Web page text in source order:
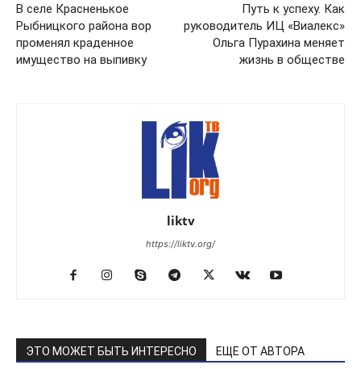
В селе Красненькое
Рыбницкого района вор
променял краденное
имущество на выпивку
Путь к успеху. Как
руководитель ИЦ «Виалекс»
Ольга Пурахина меняет
жизнь в обществе
liktv
https://liktv.org/
ЭТО МОЖЕТ БЫТЬ ИНТЕРЕСНО ЕЩЕ ОТ АВТОРА